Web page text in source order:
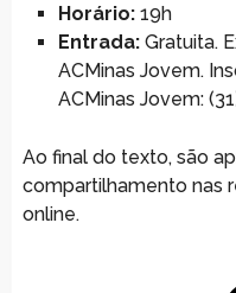
Horário:19h
Entrada:Gratuita.
ACMinas Jovem.
ACMinas Jovem:
Ao final do texto, são
compartilhamento nas
online.